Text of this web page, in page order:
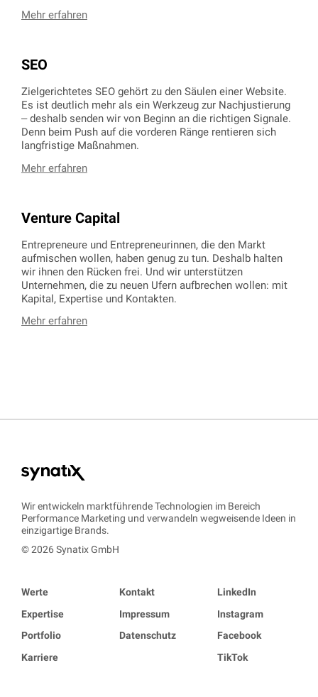
Mehr erfahren
SEO
Zielgerichtetes SEO gehört zu den Säulen einer Website.
Es ist deutlich mehr als ein Werkzeug zur Nachjustierung
– deshalb senden wir von Beginn an die richtigen Signale.
Denn beim Push auf die vorderen Ränge rentieren sich
langfristige Maßnahmen.
Mehr erfahren
Venture Capital
Entrepreneure und Entrepreneurinnen, die den Markt
aufmischen wollen, haben genug zu tun. Deshalb halten
wir ihnen den Rücken frei. Und wir unterstützen
Unternehmen, die zu neuen Ufern aufbrechen wollen: mit
Kapital, Expertise und Kontakten.
Mehr erfahren
Wir entwickeln marktführende Technologien im Bereich
Performance Marketing und verwandeln wegweisende Ideen in
einzigartige Brands.
© 2026 Synatix GmbH
Werte
Expertise
Portfolio
Karriere
Kontakt
Impressum
Datenschutz
LinkedIn
Instagram
Facebook
TikTok